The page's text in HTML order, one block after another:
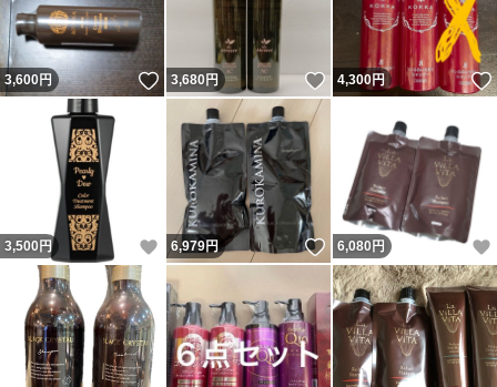
3,600円 いいね！
3,680円 いいね！
4,300円
3,500 円 いいね！
6,979円 いいね！
6,080 円